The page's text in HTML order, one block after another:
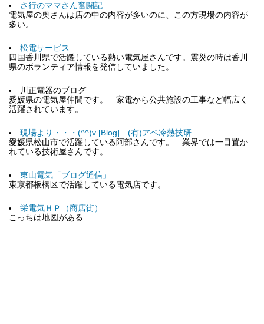
さ行のママさん奮闘記
電気屋の奥さんは店の中の内容が多いのに、この方現場の内容が
多い。
松電サービス
四国香川県で活躍している熱い電気屋さんです。震災の時は香川
県のボランティア情報を発信していました。
川正電器のブログ
愛媛県の電気屋仲間です。 家電から公共施設の工事など幅広く
活躍されています。
現場より・・・(^^)v [Blog] (有)アベ冷熱技研
愛媛県松山市で活躍している阿部さんです。 業界では一目置か
れている技術屋さんです。
東山電気「ブログ通信」
東京都板橋区で活躍している電気店です。
栄電気ＨＰ（商店街）
こっちは地図がある